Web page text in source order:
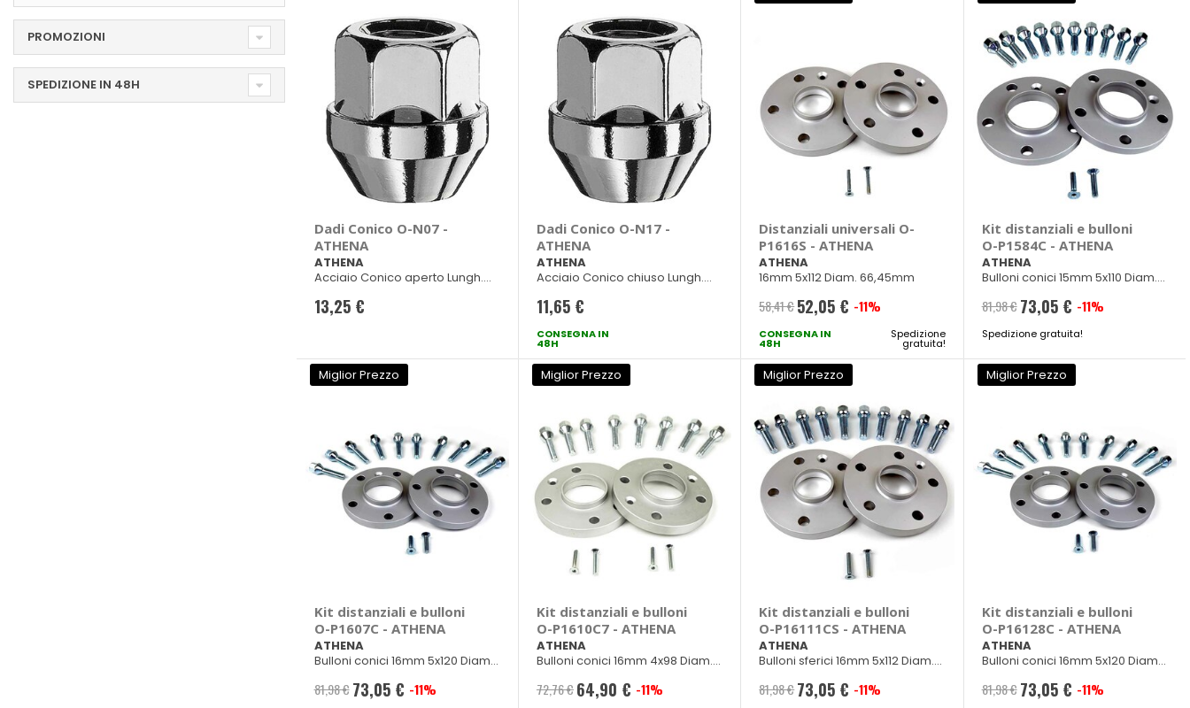
Dadi Conico O-N07 -
ATHENA
ATHENA
Acciaio Conico aperto Lungh.
13,25 €
Dadi Conico O-N17 -
ATHENA
ATHENA
Acciaio Conico chiuso Lungh.
11,65 €
CONSEGNA IN
48H
Distanziali universali O-
P1616S - ATHENA
ATHENA
16mm 5x112 Diam. 66,45mm
58,41 € Prezzo
speciale
52,05 € -11%
CONSEGNA IN
48H
Spedizione
gratuita!
Kit distanziali e bulloni
O-P1584C - ATHENA
ATHENA
Bulloni conici 15mm 5x110 Diam.
81,98 € Prezzo
speciale
73,05 € -11%
Spedizione gratuita!
Miglior Prezzo
Kit distanziali e bulloni
O-P1607C - ATHENA
ATHENA
Bulloni conici 16mm 5x120 Diam.
81,98 € Prezzo
73,05 € -11%
Miglior Prezzo
Kit distanziali e bulloni
O-P1610C7 - ATHENA
ATHENA
Bulloni conici 16mm 4x98 Diam.
72,76 € Prezzo
64,90 € -11%
Miglior Prezzo
Kit distanziali e bulloni
O-P16111CS - ATHENA
ATHENA
Bulloni sferici 16mm 5x112 Diam.
81,98 € Prezzo
73,05 € -11%
Miglior Prezzo
Kit distanziali e bulloni
O-P16128C - ATHENA
ATHENA
Bulloni conici 16mm 5x120 Diam.
81,98 € Prezzo
73,05 € -11%
PROMOZIONI
SPEDIZIONE IN 48H